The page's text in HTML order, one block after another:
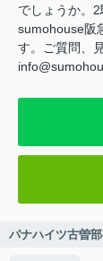
でしょうか。
sumohouse阪
す。ご質問、
パナハイツ古曽